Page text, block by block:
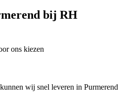
bij RH
ons kiezen
wij snel leveren in Purmerend